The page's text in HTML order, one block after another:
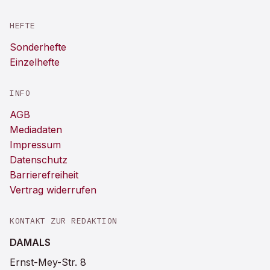
HEFTE
Sonderhefte
Einzelhefte
INFO
AGB
Mediadaten
Impressum
Datenschutz
Barrierefreiheit
Vertrag widerrufen
KONTAKT ZUR REDAKTION
DAMALS
Ernst-Mey-Str. 8